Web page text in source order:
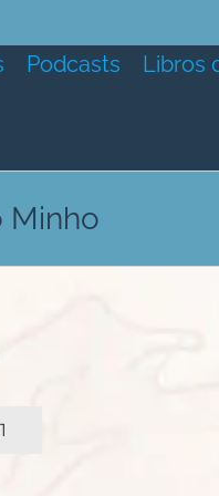
Podcasts Libros
Minho